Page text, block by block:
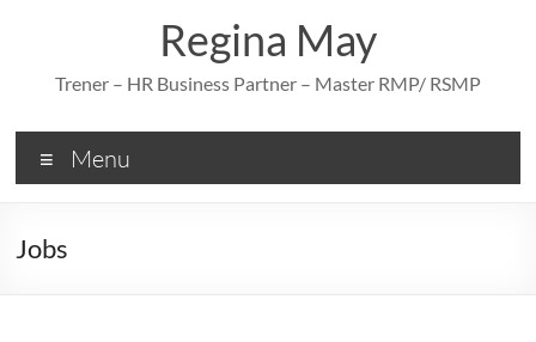
Regina May
Trener – HR Business Partner – Master RMP/ RSMP
Menu
Jobs